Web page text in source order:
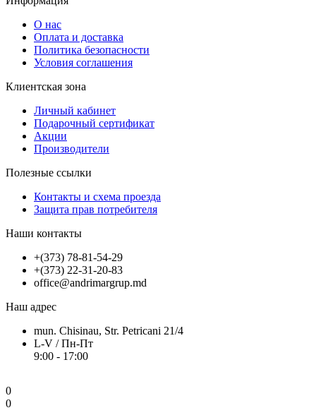
О нас
Оплата и доставка
Политика безопасности
Условия соглашения
Клиентская зона
Личный кабинет
Подарочный сертификат
Акции
Производители
Полезные ссылки
Контакты и схема проезда
Защита прав потребителя
Наши контакты
+(373) 78-81-54-29
+(373) 22-31-20-83
office@andrimargrup.md
Наш адрес
mun. Chisinau, Str. Petricani 21/4
L-V / Пн-Пт
9:00 - 17:00
0
0